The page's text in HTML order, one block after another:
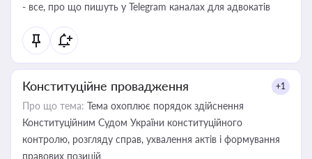
- все, про що пишуть у Telegram каналах для адвокатів
Конституційне провадження +1
Про що тема: Тема охоплює порядок здійснення
Конституційним Судом України конституційного
контролю, розгляду справ, ухвалення актів і формування
правових позицій